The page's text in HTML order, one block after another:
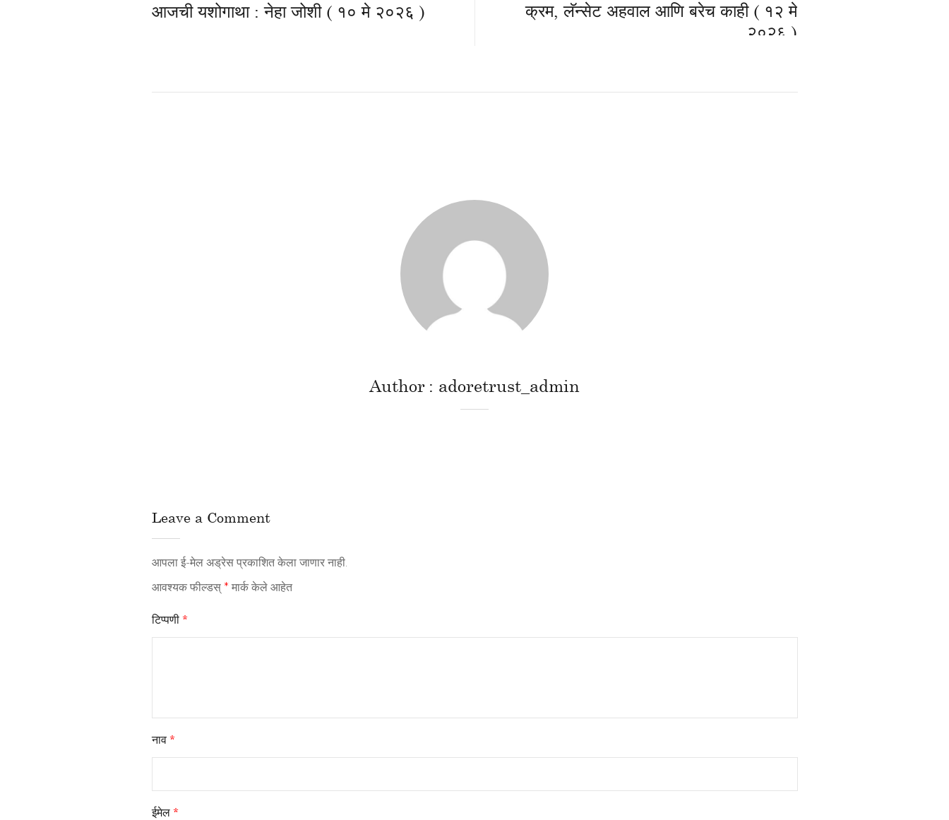
आजची यशोगाथा : नेहा जोशी ( १० मे २०२६ )
क्रम, लॅन्सेट अहवाल आणि बरेच काही ( १२ मे
२०२६ )
Author adoretrust_admin
Leave a Comment
आपला ई-मेल अड्रेस प्रकाशित केला जाणार नाही.
आवश्यक फील्डस् * मार्क केले आहेत
टिप्पणी *
नाव *
ईमेल *